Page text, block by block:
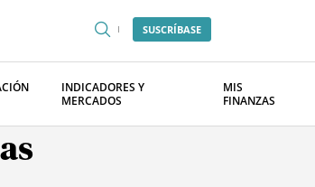
SUSCRÍBASE
INDICADORES Y
MERCADOS
MIS
FINANZAS